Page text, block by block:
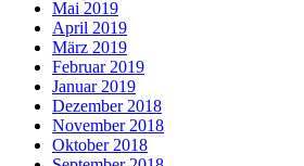
Mai 2019
April 2019
März 2019
Februar 2019
Januar 2019
Dezember 2018
November 2018
Oktober 2018